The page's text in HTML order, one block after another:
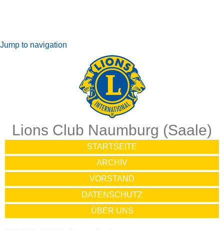
Jump to navigation
Lions Club Naumburg (Saale)
STARTSEITE
ARCHIV
VORSTAND
DATENSCHUTZ
ÜBER UNS